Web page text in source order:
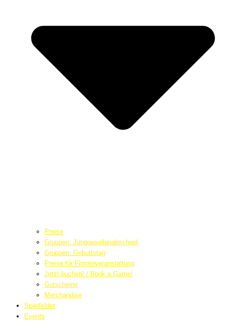
Preise
Gruppen: Junggesellenabschied
Gruppen: Geburtstag
Preise für Firmenveranstaltung
Jetzt buchen! / Book a Game!
Gutscheine
Merchandise
Spielfelder
Events